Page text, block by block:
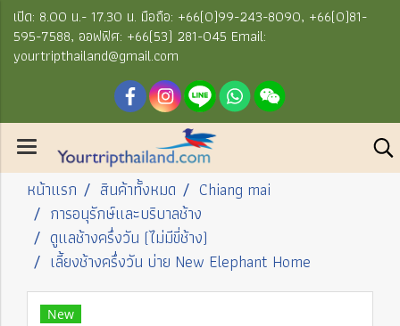
เปิด: 8.00 น.- 17.30 น. มือถือ: +66(0)99-243-8090, +66(0)81-
595-7588, ออฟฟิศ: +66(53) 281-045 Email:
yourtripthailand@gmail.com
หน้าแรก สินค้าทั้งหมด
Chiang mai
การอนุรักษ์และบริบาลช้าง
ดูแลช้างครึ่งวัน (ไม่มีขี่ช้าง)
เลี้ยงช้างครึ่งวัน บ่าย New Elephant Home
New